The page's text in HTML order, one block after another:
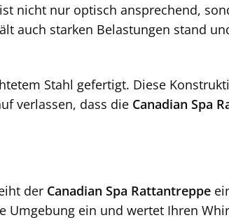
nicht nur optisch ansprechend,
auch starken Belastungen stand
Stahl gefertigt. Diese
verlassen, dass die Canadian Spa
der Canadian Spa Rattantreppe
Umgebung ein und wertet Ihren